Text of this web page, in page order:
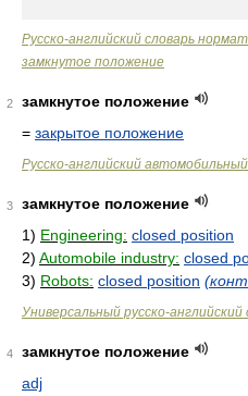
Русско-английский словарь
замкнутое положение
2
замкнутое положение
= закрытое положение
Русско-английский
3
замкнутое положение
1) Engineering: closed position
2) Automobile industry: closed
3) Robots: closed position
Универсальный русско-английский
4
замкнутое положение
adj